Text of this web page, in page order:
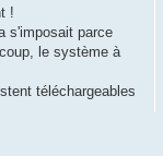
!
s'imposait parce
le système à
téléchargeables